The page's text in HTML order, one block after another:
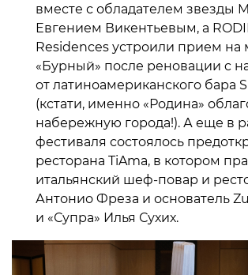
вместе с обладателем звезды
Евгением Викентьевым, а
Residences устроили прием на
«Бурный» после реновации c
от латиноамериканского бара
(кстати, именно «Родина»
набережную города!). А еще в
фестиваля состоялось
ресторана TiAmа, в котором
итальянский шеф-повар и
Антонио Фреза и основатель
и «Супра» Илья Сухих.